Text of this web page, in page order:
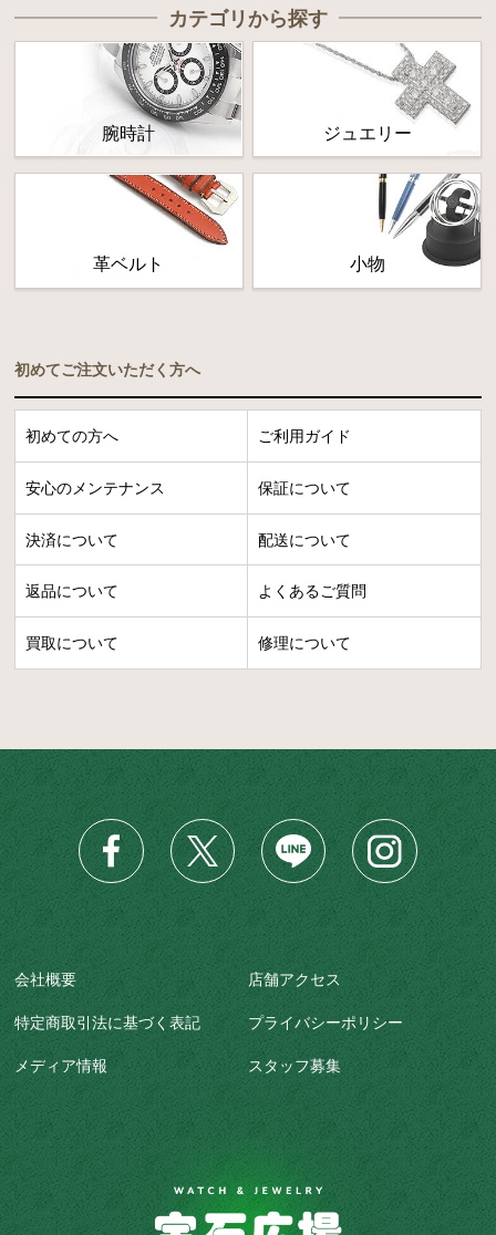
カテゴリから探す
腕時計 ジュエリー
革ベルト 小物
初めてご注文いただく方へ
初めての方へ ご利用ガイド
安心のメンテナンス 保証について
決済について 配送について
返品について よくあるご質問
買取について 修理について
会社概要 店舗アクセス
特定商取引法に基づく表記 プライバシーポリシー
メディア情報 スタッフ募集